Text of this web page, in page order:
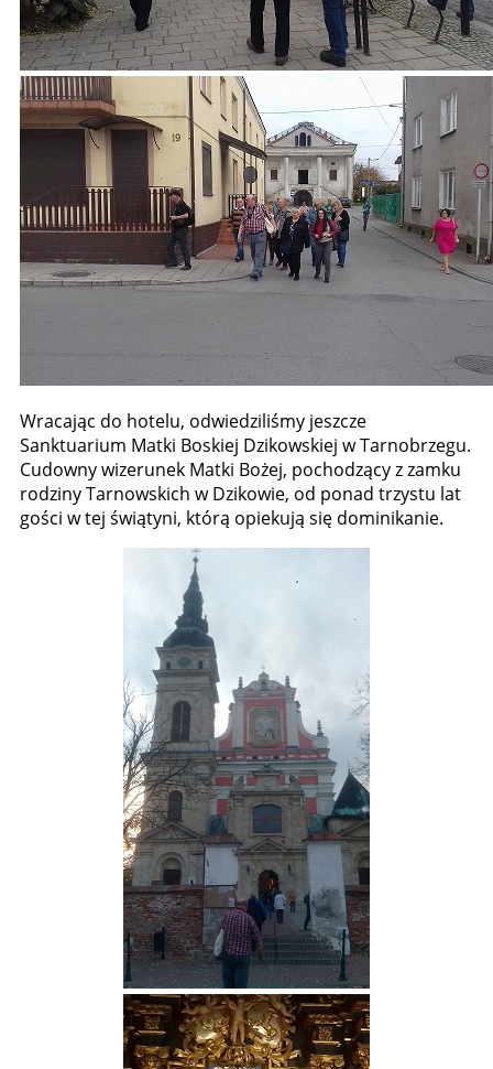
Wracając do hotelu, odwiedziliśmy jeszcze
Sanktuarium Matki Boskiej Dzikowskiej w Tarnobrzegu.
Cudowny wizerunek Matki Bożej, pochodzący z zamku
rodziny Tarnowskich w Dzikowie, od ponad trzystu lat
gości w tej świątyni, którą opiekują się dominikanie.